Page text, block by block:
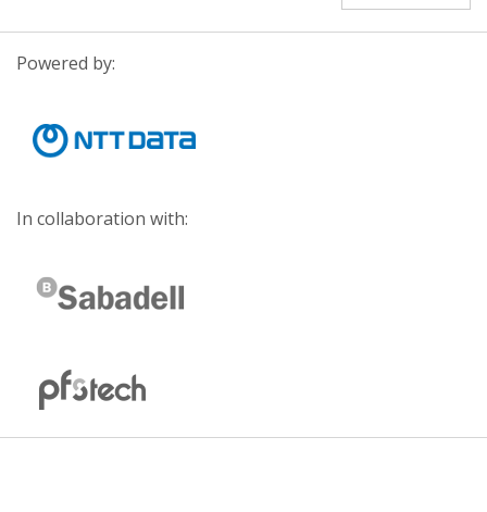
Powered by:
In collaboration with: